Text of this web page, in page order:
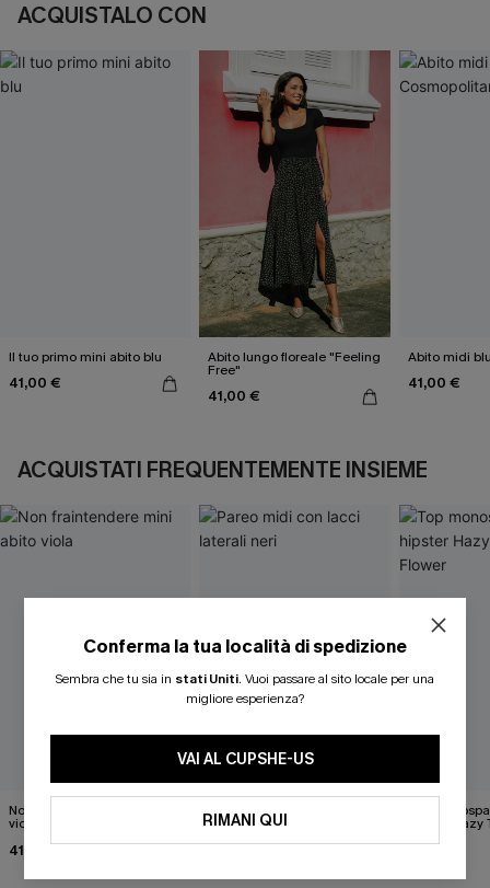
ACQUISTALO CON
Il tuo primo mini abito blu
41,00 €
Abito lungo floreale "Feeling
Free"
41,00 €
Abito midi
41,00 €
ACQUISTATI FREQUENTEMENTE INSIEME
Non fraintendere mini abito
viola
41,00 €
Pareo midi con lacci laterali
neri
22,00 €24,00 €
Top
hipster
35,00 €
Conferma la tua località di spedizione
Sembra che tu sia in stati Uniti. Vuoi passare al sito locale per una
migliore esperienza?
VAI AL CUPSHE-US
RIMANI QUI